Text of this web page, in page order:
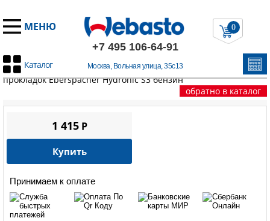
МЕНЮ
+7 495 106-64-91
Москва, Вольная улица, 35с13
Каталог
0
Главная / Запчасти Эберспехер/ HYDRONIC S3
прокладок Eberspacher Hydronic S3 бензин
обратно в каталог
Принимаем к оплате
1 415P
Купить